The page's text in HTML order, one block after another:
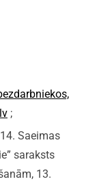
;
Saeimas
saraksts
13.